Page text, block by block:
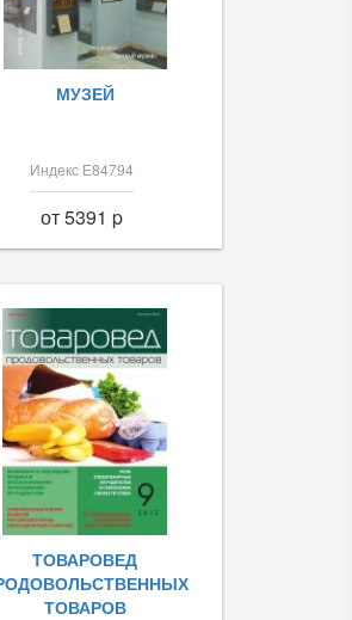
МУЗЕЙ
Индекс Е84794
от 5391 p
ТОВАРОВЕД
ТОВАРОВ